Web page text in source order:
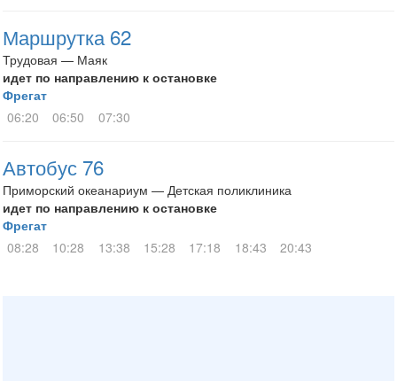
Маршрутка 62
Трудовая — Маяк
идет по направлению к остановке
Фрегат
06:20
06:50 07:30
Автобус 76
Приморский океанариум — Детская поликлиника
идет по направлению к остановке
Фрегат
08:28
10:28 13:38 15:28 17:18 18:43 20:43